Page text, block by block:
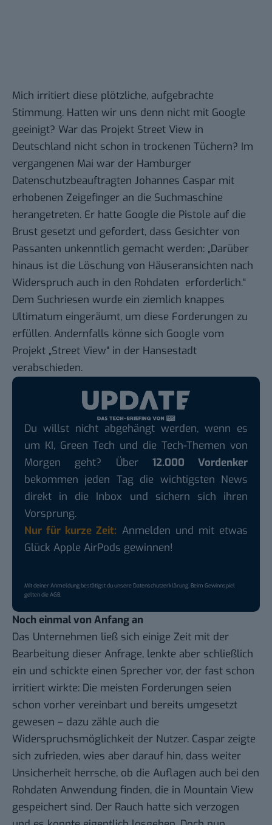
Mich irritiert diese plötzliche, aufgebrachte
Stimmung. Hatten wir uns denn nicht mit Google
geeinigt? War das Projekt Street View in
Deutschland nicht schon in trockenen Tüchern? Im
vergangenen Mai war der Hamburger
Datenschutzbeauftragten Johannes Caspar mit
erhobenen Zeigefinger an die Suchmaschine
herangetreten. Er hatte Google die Pistole auf die
Brust gesetzt und gefordert, dass Gesichter von
Passanten unkenntlich gemacht werden: „Darüber
hinaus ist die Löschung von Häuseransichten nach
Widerspruch auch in den Rohdaten ­ erforderlich.“
Dem Suchriesen wurde ein ziemlich knappes
Ultimatum eingeräumt, um diese Forderungen zu
erfüllen. Andernfalls könne sich Google vom
Projekt „Street View“ in der Hansestadt
verabschieden.
Du willst nicht abgehängt werden, wenn es
um KI, Green Tech und die Tech-Themen von
Morgen geht? Über 12.000 Vordenker
bekommen jeden Tag die wichtigsten News
direkt in die Inbox und sichern sich ihren
Vorsprung.
Nur für kurze Zeit: Anmelden und mit etwas
Glück Apple AirPods gewinnen!
Mit deiner Anmeldung bestätigst du unsereDatenschutzerklärung. Beim Gewinnspiel
gelten dieAGB.
Noch einmal von Anfang an
Das Unternehmen ließ sich einige Zeit mit der
Bearbeitung dieser Anfrage, lenkte aber schließlich
ein und schickte einen Sprecher vor, der fast schon
irritiert wirkte: Die meisten Forderungen seien
schon vorher vereinbart und bereits umgesetzt
gewesen – dazu zähle auch die
Widerspruchsmöglichkeit der Nutzer. Caspar zeigte
sich zufrieden, wies aber darauf hin, dass weiter
Unsicherheit herrsche, ob die Auflagen auch bei den
Rohdaten Anwendung finden, die in Mountain View
gespeichert sind. Der Rauch hatte sich verzogen